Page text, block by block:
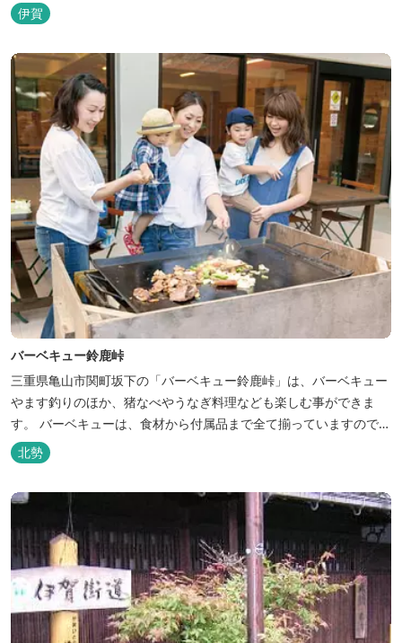
伊賀
バーベキュー鈴鹿峠
三重県亀山市関町坂下の「バーベキュー鈴鹿峠」は、バーベキュー
やます釣りのほか、猪なべやうなぎ料理なども楽しむ事ができま
す。 バーベキューは、食材から付属品まで全て揃っていますので手
ぶらで楽しむ事ができますよ！釣り掘がありますので、釣ったその
場で味わえる「マス釣り」も人気です。 宿泊施設も完備していま
す！ご家族で、友人で、様々なイベントで、ぜひご利用ください。
北勢